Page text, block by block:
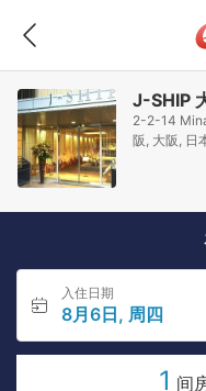
J-SHIP
2-2-14
阪, 大阪, 日
入住日期
8月6日, 周四
1 间